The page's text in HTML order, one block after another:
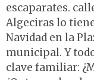
escaparates.
Algeciras lo
Navidad en la
municipal. Y
clave familiar: